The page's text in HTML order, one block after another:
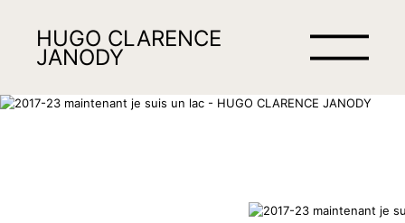
HUGO CLARENCE
JANODY